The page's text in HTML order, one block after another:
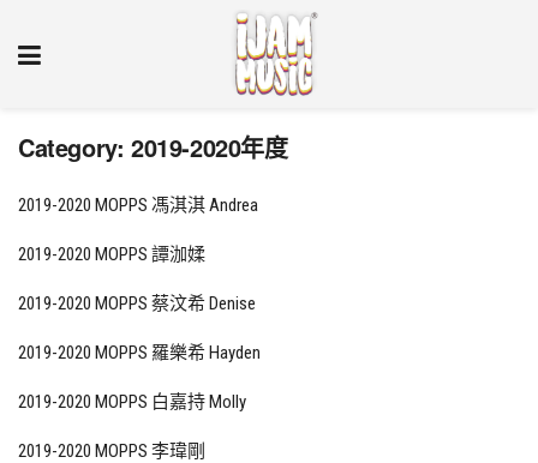
Category: 2019-2020年度
2019-2020 MOPPS 馮淇淇 Andrea
2019-2020 MOPPS 譚泇媃
2019-2020 MOPPS 蔡汶希 Denise
2019-2020 MOPPS 羅樂希 Hayden
2019-2020 MOPPS 白嘉持 Molly
2019-2020 MOPPS 李瑋剛